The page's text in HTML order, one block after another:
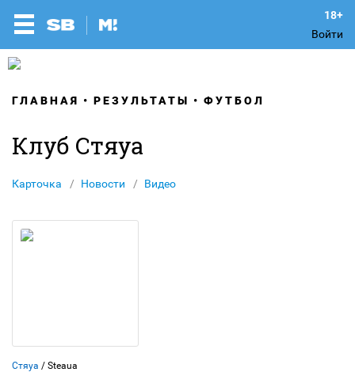
Войти
ГЛАВНАЯ РЕЗУЛЬТАТЫ ФУТБОЛ
Клуб Стяуа
Карточка Новости Видео
Стяуа / Steaua